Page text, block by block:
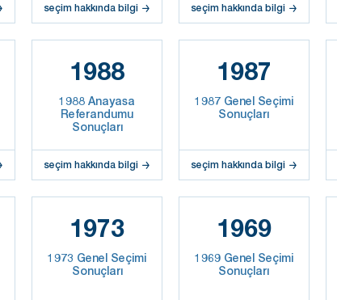
seçim hakkında bilgi seçim hakkında bilgi
1988
1988 Anayasa
Referandumu
Sonuçları
seçim hakkında bilgi
1987
1987 Genel Seçimi
Sonuçları
seçim hakkında bilgi
1973
1973 Genel Seçimi
Sonuçları
1969
1969 Genel Seçimi
Sonuçları